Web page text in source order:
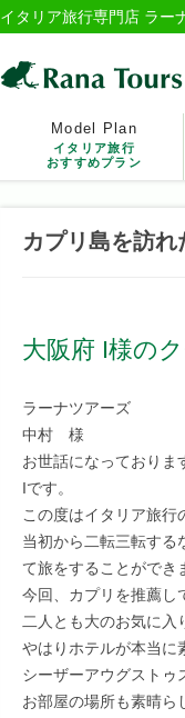
イタリア旅行専門店 ラー
Model Plan
イタリア旅行
おすすめプラン
カプリ島を訪れ
大阪府 I様の
ラーナツアーズ
中村 様
お世話になっておりま
Iです。
この度はイタリア旅行
当初から二転三転する
て旅をすることができ
今回、カプリを推薦し
二人とも大のお気に入
やはりホテルが本当に
シーザーアウグストゥ
お部屋の場所も素晴ら